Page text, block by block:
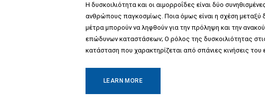
Η δυσκοιλιότητα και οι αιμορροΐδες είναι δύο
ανθρώπους παγκοσμίως. Ποια όμως είναι η σχέση μεταξύ
μέτρα μπορούν να ληφθούν για την πρόληψη και την
επώδυνων καταστάσεων; Ο ρόλος της δυσκοιλιότητας στις
κατάσταση που χαρακτηρίζεται από σπάνιες κινήσεις του
LEARN MORE